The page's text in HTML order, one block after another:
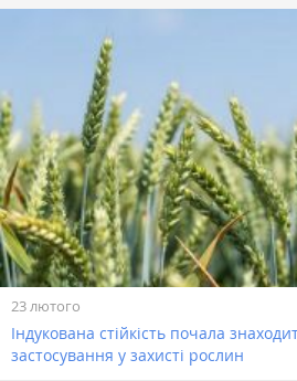
23 лютого
Індукована стійкість почала
застосування у захисті рослин